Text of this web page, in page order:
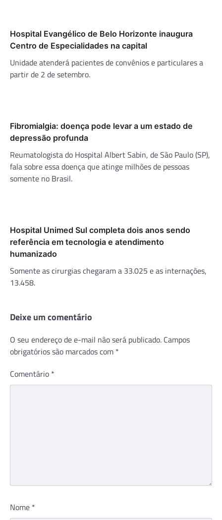
Hospital Evangélico de Belo Horizonte inaugura
Centro de Especialidades na capital
Unidade atenderá pacientes de convênios e particulares a
partir de 2 de setembro.
Fibromialgia: doença pode levar a um estado de
depressão profunda
Reumatologista do Hospital Albert Sabin, de São Paulo (SP),
fala sobre essa doença que atinge milhões de pessoas
somente no Brasil.
Hospital Unimed Sul completa dois anos sendo
referência em tecnologia e atendimento
humanizado
Somente as cirurgias chegaram a 33.025 e as internações,
13.458.
Deixe um comentário
O seu endereço de e-mail não será publicado. Campos
obrigatórios são marcados com *
Comentário *
Nome *